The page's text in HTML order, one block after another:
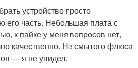
устройство просто
часть. Небольшая плата с
к пайке у меня вопросов нет,
качественно. Не смытого флюса
— я не увидел.